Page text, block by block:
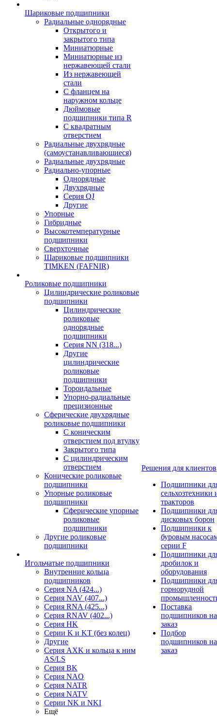
Шариковые подшипники
Радиальные однорядные
Открытого и
закрытого типа
Миниатюрные
Миниатюрные из
нержавеющей стали
Из нержавеющей
стали
С фланцем на
наружном кольце
Дюймовые
подшипники типа R
С квадратным
отверстием
Радиальные двухрядные
(самоустанавливающиеся)
Радиальные двухрядные
Радиально-упорные
Однорядные
Двухрядные
Серия QJ
Другие
Упорные
Гибридные
Высокотемпературные
подшипники
Сверхточные
Шариковые подшипники
TIMKEN (FAFNIR)
Роликовые подшипники
Цилиндрические роликовые
подшипники
Цилиндрические
роликовые
однорядные
подшипники
Серия NN (318...)
Другие
цилиндрические
роликовые
подшипники
Тороидальные
Упорно-радиальные
прецизионные
Сферические двухрядные
роликовые подшипники
С коническим
отверстием под втулку
Закрытого типа
С цилиндрическим
отверстием
Конические роликовые
подшипники
Упорные роликовые
подшипники
Сферические упорные
роликовые
подшипники
Другие роликовые
подшипники
Игольчатые подшипники
Внутренние кольца
подшипников
Серия NA (424...)
Серия NAV (407...)
Серия RNA (425...)
Серия RNAV (402...)
Серия HK
Серии K и KT (без колец)
Другие
Серия AXK и кольца к ним
AS/LS
Серия BK
Серия NAO
Серия NATR
Серия NATV
Серии NK и NKI
Ещё
Решения для клиентов
Подшипники
сельхозтехники
тракторов
Подшипники
дисковых борон
Подшипники к
буровым
серии F
Подшипники
дробилок и
оборудования
Подшипники
горнорудной
Поставка
подшипников на
заказ
Подбор
подшипников на
заказ